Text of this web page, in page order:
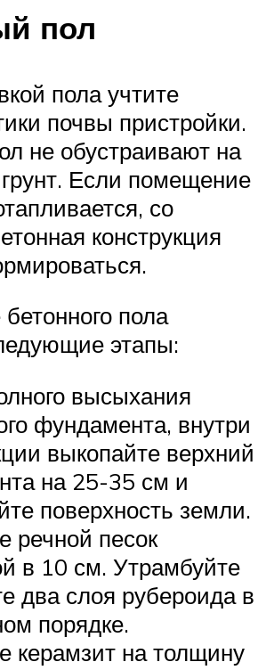
пол
пола учтите
почвы пристройки.
не обустраивают на
Если помещение
со
конструкция
пола
этапы:
высыхания
фундамента, внутри
выкопайте верхний
на 25-35 см и
поверхность земли.
речной песок
в 10 см. Утрамбуйте
два слоя рубероида в
порядке.
керамзит на толщину